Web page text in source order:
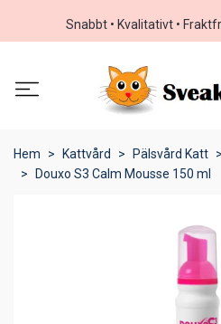
Snabbt • Kvalitativt •
Hem Kattvård Pälsvård Katt
Douxo S3 Calm Mousse 150 ml